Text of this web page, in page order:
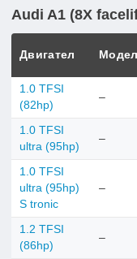
Audi A1 (8X
Двигател Модел
1.0 TFSI
(82hp)
–
1.0 TFSI
ultra (95hp)
–
1.0 TFSI
ultra (95hp)
S tronic
–
1.2 TFSI
(86hp)
–